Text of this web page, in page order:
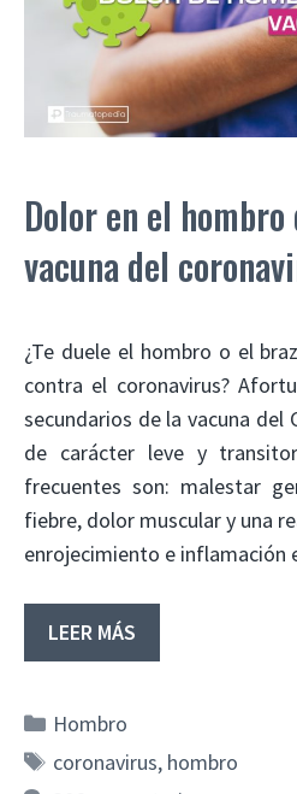
Dolor en el hombro
vacuna del
¿Te duele el hombro o el
contra el coronavirus?
secundarios de la vacuna del
de carácter leve y
frecuentes son: malestar
fiebre, dolor muscular y una
enrojecimiento e inflamación
LEER MÁS
Categorías
Hombro
Etiquetas
coronavirus, hombro